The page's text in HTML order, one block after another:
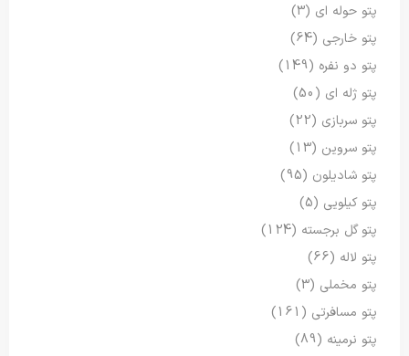
پتو حوله ای (3)
پتو خارجی (64)
پتو دو نفره (149)
پتو ژله ای (50)
پتو سربازی (22)
پتو سروین (13)
پتو شادیلون (95)
پتو کیلویی (5)
پتو گل برجسته (124)
پتو لاله (66)
پتو مخملی (3)
پتو مسافرتی (161)
پتو نرمینه (89)